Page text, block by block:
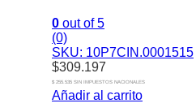
0 out of 5
(0)
SKU: 10P7CIN.0001515
$309.197
$ 255.535 SIN IMPUESTOS NACIONALES
Añadir al carrito